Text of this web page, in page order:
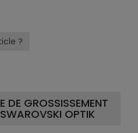
?
DE GROSSISSEMENT
OPTIK